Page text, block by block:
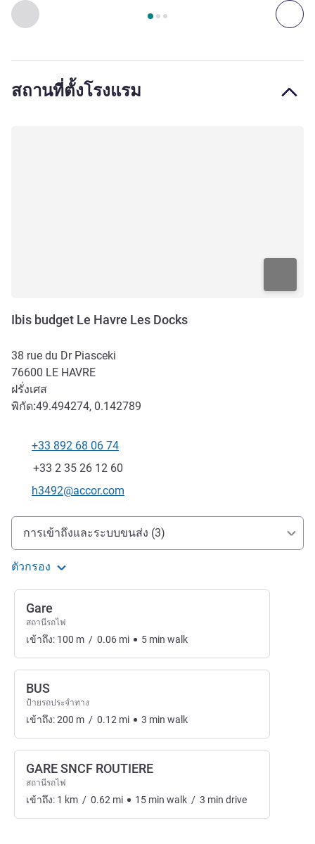
ก่อนหน้า - ห้องพัก ถั
หน้า1 , ห้องพัก 1 : Double Room with a large bed for
สถานที่ตั้งโรงแรม
Ibis budget Le Havre Les Docks
38 rue du Dr Piasceki
76600 LE HAVRE
ฝรั่งเศส
พิกัด:49.494274, 0.142789
โทรศัพท์
+33 892 68 06 74
แฟกซ์
+33 2 35 26 12 60
อีเมลติดต่อ
h3492@accor.com
การเข้าถึงและการเดินทาง
การเข้าถึงและระบบขนส่ง (3)
ตัวกรอง
Gare
สถานีรถไฟ
เข้าถึง: 100 m / 0.06 mi 5 min walk
BUS
ป้ายรถประจำทาง
เข้าถึง:200 m / 0.12 mi 3 min walk
GARE SNCF ROUTIERE
สถานีรถไฟ
เข้าถึง: 1 km / 0.62 mi 15 min walk / 3 min drive